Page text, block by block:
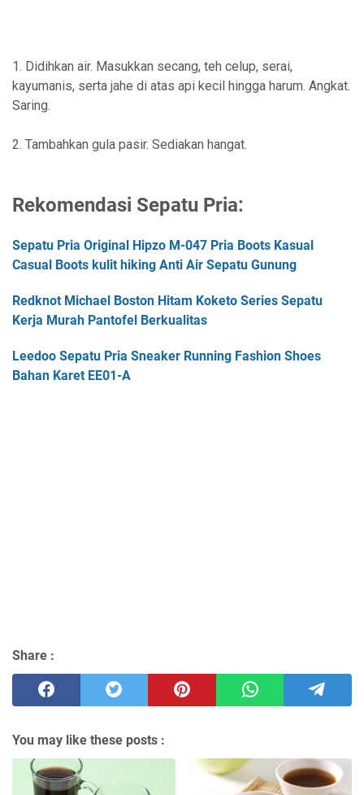
1. Didihkan air. Masukkan secang, teh celup, serai,
kayumanis, serta jahe di atas api kecil hingga harum. Angkat.
Saring.
2. Tambahkan gula pasir. Sediakan hangat.
Rekomendasi Sepatu Pria:
Sepatu Pria Original Hipzo M-047 Pria Boots Kasual
Casual Boots kulit hiking Anti Air Sepatu Gunung
Redknot Michael Boston Hitam Koketo Series Sepatu
Kerja Murah Pantofel Berkualitas
Leedoo Sepatu Pria Sneaker Running Fashion Shoes
Bahan Karet EE01-A
Share :
You may like these posts :